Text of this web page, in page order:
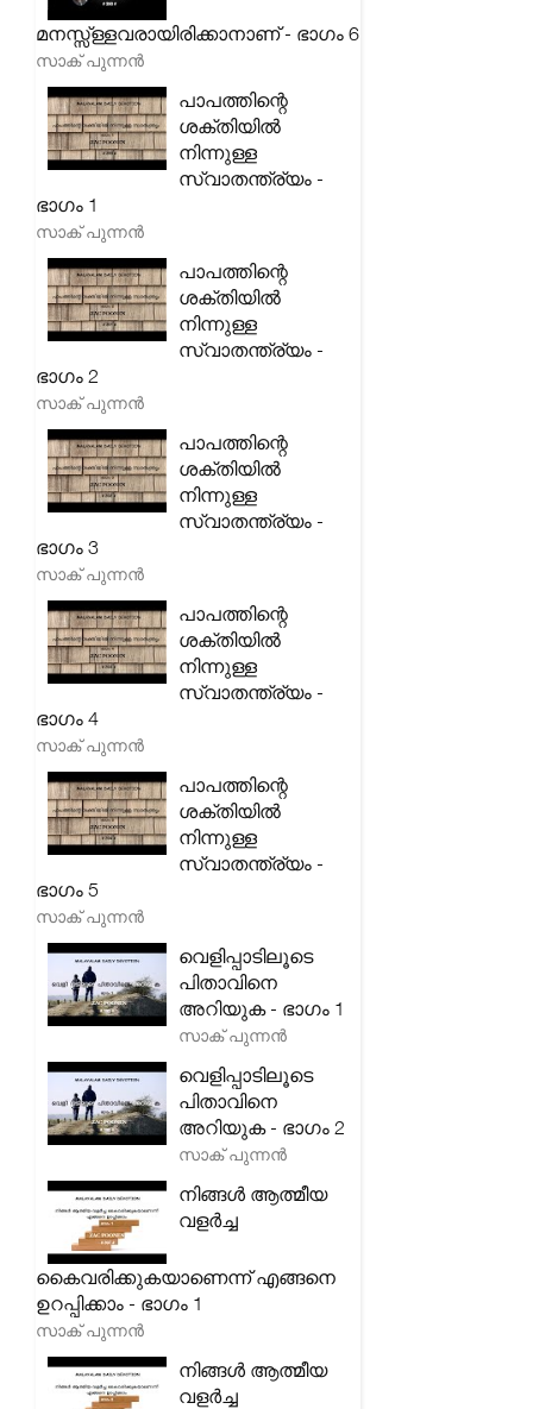
മനസ്സ്ള്ളവരായിരിക്കാനാണ് - ഭാഗം 6
സാക് പുന്നൻ
പാപത്തിന്റെ
ശക്തിയിൽ
നിന്നുള്ള
സ്വാതന്ത്ര്യം -
ഭാഗം 1
സാക് പുന്നൻ
പാപത്തിന്റെ
ശക്തിയിൽ
നിന്നുള്ള
സ്വാതന്ത്ര്യം -
ഭാഗം 2
സാക് പുന്നൻ
പാപത്തിന്റെ
ശക്തിയിൽ
നിന്നുള്ള
സ്വാതന്ത്ര്യം -
ഭാഗം 3
സാക് പുന്നൻ
പാപത്തിന്റെ
ശക്തിയിൽ
നിന്നുള്ള
സ്വാതന്ത്ര്യം -
ഭാഗം 4
സാക് പുന്നൻ
പാപത്തിന്റെ
ശക്തിയിൽ
നിന്നുള്ള
സ്വാതന്ത്ര്യം -
ഭാഗം 5
സാക് പുന്നൻ
വെളിപ്പാടിലൂടെ
പിതാവിനെ
അറിയുക - ഭാഗം 1
സാക് പുന്നൻ
വെളിപ്പാടിലൂടെ
പിതാവിനെ
അറിയുക - ഭാഗം 2
സാക് പുന്നൻ
നിങ്ങൾ ആത്മീയ
വളർച്ച
കൈവരിക്കുകയാണെന്ന് എങ്ങനെ
ഉറപ്പിക്കാം - ഭാഗം 1
സാക് പുന്നൻ
നിങ്ങൾ ആത്മീയ
വളർച്ച